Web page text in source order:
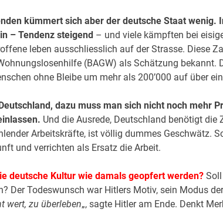
kümmert sich aber der deutsche Staat wenig.
– Tendenz steigend – und viele kämpften bei
leben ausschliesslich auf der Strasse. Diese
(BAGW) als Schätzung bekannt.
ohne Bleibe um mehr als 200’000 auf über
dazu muss man sich nicht noch mehr
Und die Ausrede, Deutschland benötigt die
Arbeitskräfte, ist völlig dummes Geschwätz.
und verrichten als Ersatz die Arbeit.
deutsche Kultur wie damals geopfert werden?Soll
Der Todeswunsch war Hitlers Motiv, sein Modus
wert, zu überleben„, sagte Hitler am Ende. Denkt